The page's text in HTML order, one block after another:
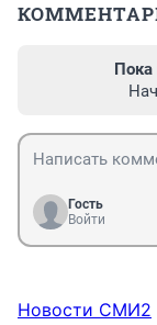
Пока
Гость
Войти
Новости СМИ2